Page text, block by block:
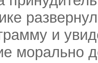
и
морально